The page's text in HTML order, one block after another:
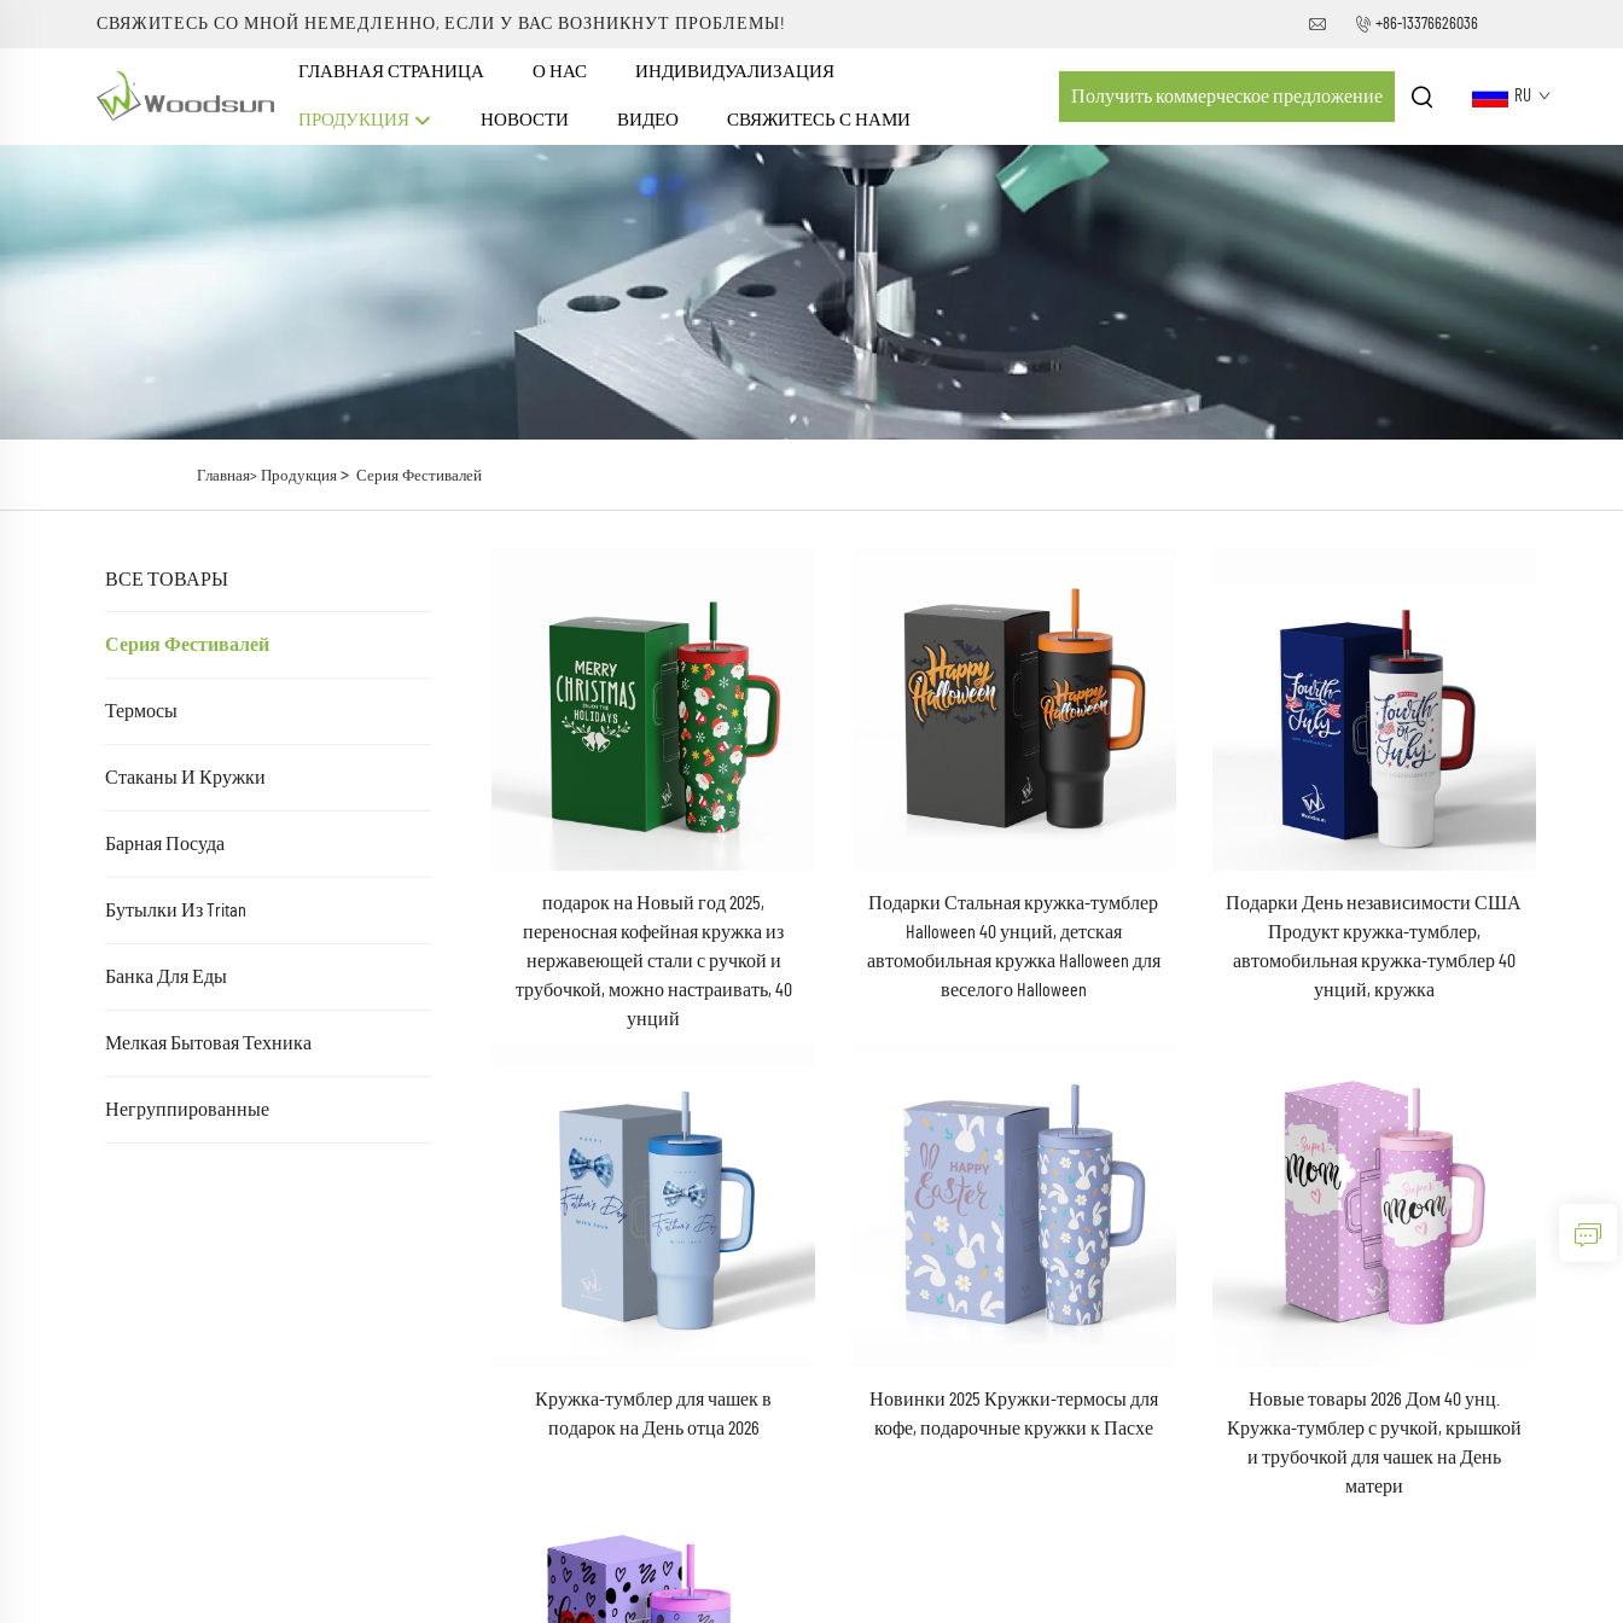
СВЯЖИТЕСЬ СО МНОЙ НЕМЕДЛЕННО, ЕСЛИ У ВАС ВОЗНИКНУТ ПРОБЛЕМЫ! +86-13376626036
ГЛАВНАЯ СТРАНИЦА О НАС ИНДИВИДУАЛИЗАЦИЯ
ПРОДУКЦИЯ НОВОСТИ ВИДЕО СВЯЖИТЕСЬ С НАМИ
Получить коммерческое предложение RU
Главная> Продукция> Серия Фестивалей
ВСЕ ТОВАРЫ
Серия Фестивалей
Термосы
Стаканы И Кружки
Барная Посуда
Бутылки Из Tritan
Банка Для Еды
Мелкая Бытовая Техника
Негруппированные
подарок на Новый год 2025,
переносная кофейная кружка из
нержавеющей стали с ручкой и
трубочкой, можно настраивать, 40
унций
Подарки Стальная кружка-тумблер
Halloween 40 унций, детская
автомобильная кружка Halloween для
веселого Halloween
Подарки День независимости США
Продукт кружка-тумблер,
автомобильная кружка-тумблер 40
унций, кружка
Кружка-тумблер для чашек в
подарок на День отца 2026
Новинки 2025 Кружки-термосы для
кофе, подарочные кружки к Пасхе
Новые товары 2026 Дом 40 унц.
Кружка-тумблер с ручкой, крышкой
и трубочкой для чашек на День
матери